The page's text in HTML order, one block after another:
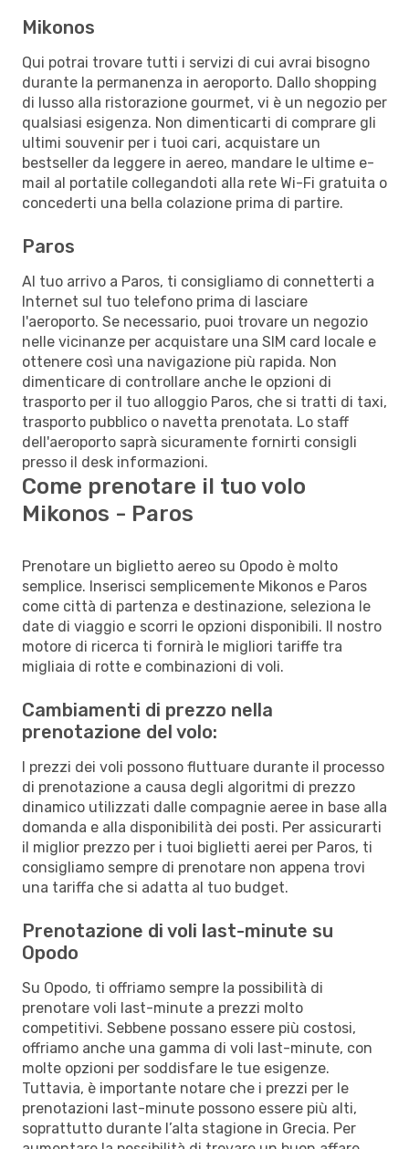
Mikonos
Qui potrai trovare tutti i servizi di cui avrai bisogno
durante la permanenza in aeroporto. Dallo shopping
di lusso alla ristorazione gourmet, vi è un negozio per
qualsiasi esigenza. Non dimenticarti di comprare gli
ultimi souvenir per i tuoi cari, acquistare un
bestseller da leggere in aereo, mandare le ultime e-
mail al portatile collegandoti alla rete Wi-Fi gratuita o
concederti una bella colazione prima di partire.
Paros
Al tuo arrivo a Paros, ti consigliamo di connetterti a
Internet sul tuo telefono prima di lasciare
l'aeroporto. Se necessario, puoi trovare un negozio
nelle vicinanze per acquistare una SIM card locale e
ottenere così una navigazione più rapida. Non
dimenticare di controllare anche le opzioni di
trasporto per il tuo alloggio Paros, che si tratti di taxi,
trasporto pubblico o navetta prenotata. Lo staff
dell'aeroporto saprà sicuramente fornirti consigli
presso il desk informazioni.
Come prenotare il tuo volo
Mikonos - Paros
Prenotare un biglietto aereo su Opodo è molto
semplice. Inserisci semplicemente Mikonos e Paros
come città di partenza e destinazione, seleziona le
date di viaggio e scorri le opzioni disponibili. Il nostro
motore di ricerca ti fornirà le migliori tariffe tra
migliaia di rotte e combinazioni di voli.
Cambiamenti di prezzo nella
prenotazione del volo:
I prezzi dei voli possono fluttuare durante il processo
di prenotazione a causa degli algoritmi di prezzo
dinamico utilizzati dalle compagnie aeree in base alla
domanda e alla disponibilità dei posti. Per assicurarti
il miglior prezzo per i tuoi biglietti aerei per Paros, ti
consigliamo sempre di prenotare non appena trovi
una tariffa che si adatta al tuo budget.
Prenotazione di voli last-minute su
Opodo
Su Opodo, ti offriamo sempre la possibilità di
prenotare voli last-minute a prezzi molto
competitivi. Sebbene possano essere più costosi,
offriamo anche una gamma di voli last-minute, con
molte opzioni per soddisfare le tue esigenze.
Tuttavia, è importante notare che i prezzi per le
prenotazioni last-minute possono essere più alti,
soprattutto durante l’alta stagione in Grecia. Per